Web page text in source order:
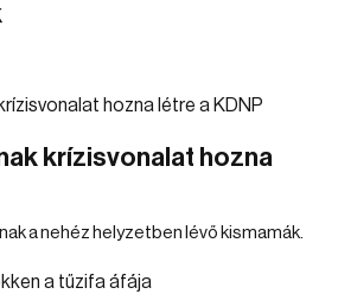
krízisvonalat hozna
a nehéz helyzetben lévő kismamák.